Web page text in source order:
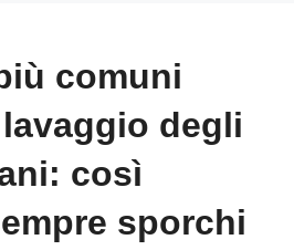
comuni
degli
così
sporchi